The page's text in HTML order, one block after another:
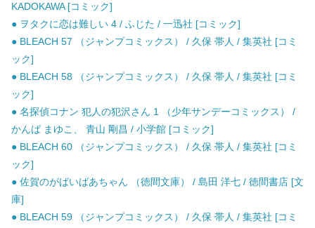
KADOKAWA [コミック]
● ヲタクに恋は難しい 4 / ふじた / 一迅社 [コミック]
● BLEACH 57 （ジャンプコミックス） / 久保 帯人 / 集英社 [コミ
ック]
● BLEACH 58 （ジャンプコミックス） / 久保 帯人 / 集英社 [コミ
ック]
● 名探偵コナン 犯人の犯沢さん 1 （少年サンデーコミックス） /
かんば まゆこ、 青山 剛昌 / 小学館 [コミック]
● BLEACH 60 （ジャンプコミックス） / 久保 帯人 / 集英社 [コミ
ック]
● 佐賀のがばいばあちゃん （徳間文庫） / 島田 洋七 / 徳間書店 [文
庫]
● BLEACH 59 （ジャンプコミックス） / 久保 帯人 / 集英社 [コミ